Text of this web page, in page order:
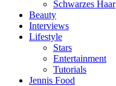
Schwarzes Haar
Beauty
Interviews
Lifestyle
Stars
Entertainment
Tutorials
Jennis Food